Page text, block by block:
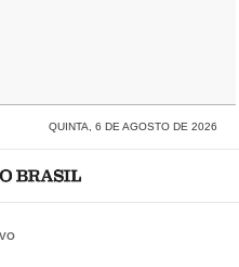
QUINTA, 6 DE AGOSTO DE 2026